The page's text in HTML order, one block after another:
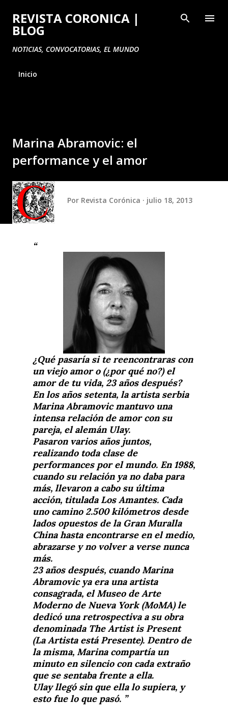
Ir al contenido principal
REVISTA CORONICA |
BLOG
NOTICIAS, CONVOCATORIAS, EL MUNDO
Inicio
Marina Abramovic: el
performance y el amor
Por Revista Corónica julio 18, 2013
¿Qué pasaría si te reencontraras con
un viejo amor o (¿por qué no?) el
amor de tu vida, 23 años después?
En los años setenta, la artista serbia
Marina Abramovic mantuvo una
intensa relación de amor con su
pareja, el alemán Ulay.
Pasaron varios años juntos,
realizando toda clase de
performances por el mundo. En 1988,
cuando su relación ya no daba para
más, llevaron a cabo su última
acción, titulada Los Amantes. Cada
uno camino 2.500 kilómetros desde
lados opuestos de la Gran Muralla
China hasta encontrarse en el medio,
abrazarse y no volver a verse nunca
más.
23 años después, cuando Marina
Abramovic ya era una artista
consagrada, el Museo de Arte
Moderno de Nueva York (MoMA) le
dedicó una retrospectiva a su obra
denominada The Artist is Present
(La Artista está Presente). Dentro de
la misma, Marina compartía un
minuto en silencio con cada extraño
que se sentaba frente a ella.
Ulay llegó sin que ella lo supiera, y
esto fue lo que pasó.